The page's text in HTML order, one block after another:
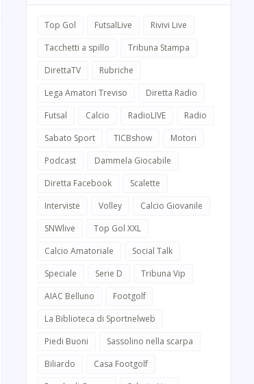
Top Gol FutsalLive
Rivivi Live
Tacchetti a spillo
Tribuna Stampa
DirettaTV
Rubriche
Lega Amatori Treviso
Diretta Radio
Futsal
Calcio RadioLIVE
Radio
Sabato Sport
TICBshow
Motori
Podcast
Dammela Giocabile
Diretta Facebook
Scalette
Interviste
Volley
Calcio Giovanile
SNWlive
Top Gol XXL
Calcio Amatoriale
Social Talk
Speciale
Serie D
Tribuna Vip
AIAC Belluno
Footgolf
La Biblioteca di Sportnelweb
Piedi Buoni
Sassolino nella scarpa
Biliardo
Casa Footgolf